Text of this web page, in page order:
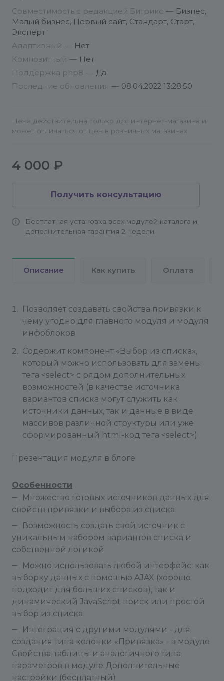
компонент "grain:links.edit" по своему
усмотрению. Сайт: http://g-rain-design.ru/
Страница модуля: http://g-rain-
design.ru/components/links/
Описание api: http://g-rain-
Форум: http://g-rain-design.ru/forum/forum14/
Совместимость с редакцией Битрикс — Бизнес,
Малый бизнес, Первый сайт, Стандарт, Старт,
Эксперт
Адаптивный — Нет
Композитный — Нет
Поддержка php8 — Да
Последние обновления — 08.04.2022 13:28:50
Цена действительна только для интернет-магазина и
может отличаться от цен в розничных магазинах
4 000 ₽
Получить консультацию
Бесплатная установка всех модулей каталога и
дополнительная гарантия 2 недели
Описание Как купить Оплата
Позволяет создавать свойства привязки к
чему угодно для главного модуля и модуля
инфоблоков
Содержит компонент «Выбор из списка»,
который можно использовать для замены
тега <select> с рядом дополнительных
возможностей (в качестве источника
вариантов списка могут служить как
источники данных, так и данные в виде
массивов различной структуры или уже
сформированный html-код тега <select>)
Презентация модуля в блоге
Особенности
Множество готовых источников данных для
свойств привязки и выбора из списка
Возможность создать свой источник с
уникальным набором вариантов списка и
собственной логикой
Можно использовать любой интерфейс: как
выборку данных с помощью AJAX (хорошо
подходит для больших списков), так и
динамический JavaScript поиск или простой
выбор из списка
Интеграция с другими модулями - для
создания типа колонки «Привязка» - в модуле
Свойства-таблицы и аналогичного типа
параметров в модуле Дополнительные
настройки (бесплатный)